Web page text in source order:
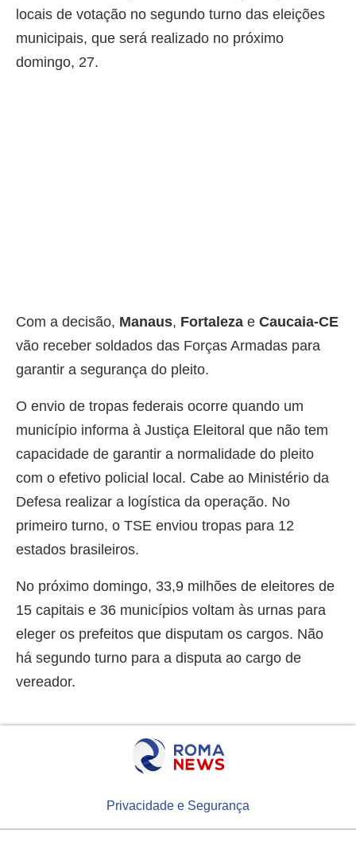
locais de votação no segundo turno das eleições
municipais, que será realizado no próximo
domingo, 27.
Com a decisão, Manaus, Fortaleza e Caucaia-CE
vão receber soldados das Forças Armadas para
garantir a segurança do pleito.
O envio de tropas federais ocorre quando um
município informa à Justiça Eleitoral que não tem
capacidade de garantir a normalidade do pleito
com o efetivo policial local. Cabe ao Ministério da
Defesa realizar a logística da operação. No
primeiro turno, o TSE enviou tropas para 12
estados brasileiros.
No próximo domingo, 33,9 milhões de eleitores de
15 capitais e 36 municípios voltam às urnas para
eleger os prefeitos que disputam os cargos. Não
há segundo turno para a disputa ao cargo de
vereador.
Privacidade e Segurança